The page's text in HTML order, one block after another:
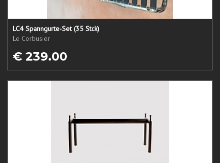
LC4 Spanngurte-Set (35 Stck)
Le Corbusier
€ 239.00